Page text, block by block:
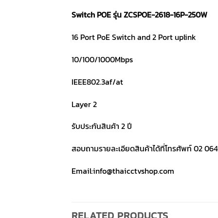
Switch POE รุ่น ZCSPOE-2618-16P-250W
16 Port PoE Switch and 2 Port uplink
10/100/1000Mbps
IEEE802.3af/at
Layer 2
รับประกันสินค้า 2 ปี
สอบถามรายละเอียดสินค้าได้ที่โทรศัพท์ 02 064
Email:info@thaicctvshop.com